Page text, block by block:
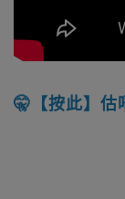
🤫【按此】估